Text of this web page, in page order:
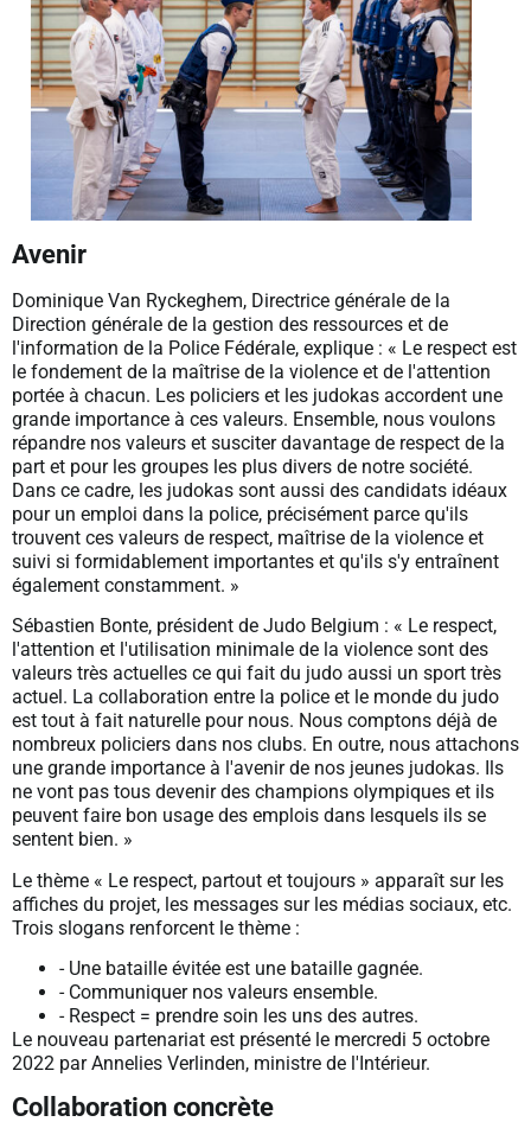
Avenir
Dominique Van Ryckeghem, Directrice générale de la
Direction générale de la gestion des ressources et de
l'information de la Police Fédérale, explique : « Le respect est
le fondement de la maîtrise de la violence et de l'attention
portée à chacun. Les policiers et les judokas accordent une
grande importance à ces valeurs. Ensemble, nous voulons
répandre nos valeurs et susciter davantage de respect de la
part et pour les groupes les plus divers de notre société.
Dans ce cadre, les judokas sont aussi des candidats idéaux
pour un emploi dans la police, précisément parce qu'ils
trouvent ces valeurs de respect, maîtrise de la violence et
suivi si formidablement importantes et qu'ils s'y entraînent
également constamment. »
Sébastien Bonte, président de Judo Belgium : « Le respect,
l'attention et l'utilisation minimale de la violence sont des
valeurs très actuelles ce qui fait du judo aussi un sport très
actuel. La collaboration entre la police et le monde du judo
est tout à fait naturelle pour nous. Nous comptons déjà de
nombreux policiers dans nos clubs. En outre, nous attachons
une grande importance à l'avenir de nos jeunes judokas. Ils
ne vont pas tous devenir des champions olympiques et ils
peuvent faire bon usage des emplois dans lesquels ils se
sentent bien. »
Le thème « Le respect, partout et toujours » apparaît sur les
affiches du projet, les messages sur les médias sociaux, etc.
Trois slogans renforcent le thème :
- Une bataille évitée est une bataille gagnée.
- Communiquer nos valeurs ensemble.
- Respect = prendre soin les uns des autres.
Le nouveau partenariat est présenté le mercredi 5 octobre
2022 par Annelies Verlinden, ministre de l'Intérieur.
Collaboration concrète